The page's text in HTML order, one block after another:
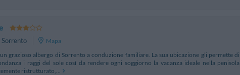
Sorrento
Mapa
un grazioso albergo di Sorrento a conduzione familiare. La sua ubicazione gli permette di
i raggi del sole così da rendere ogni soggiorno la vacanza ideale nella penisola
ristrutturato,...